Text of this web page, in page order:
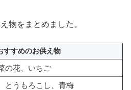
物をまとめました。
すすめのお供え物
の花、いちご
とうもろこし、青梅